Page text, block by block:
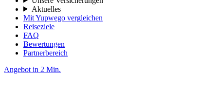
Aktuelles
Mit Yupwego vergleichen
Reiseziele
FAQ
Bewertungen
Partnerbereich
Angebot in 2 Min.